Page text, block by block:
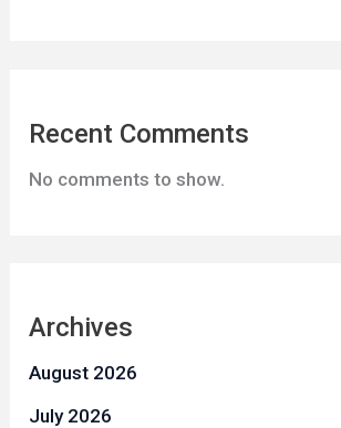
Recent Comments
No comments to show.
Archives
August 2026
July 2026